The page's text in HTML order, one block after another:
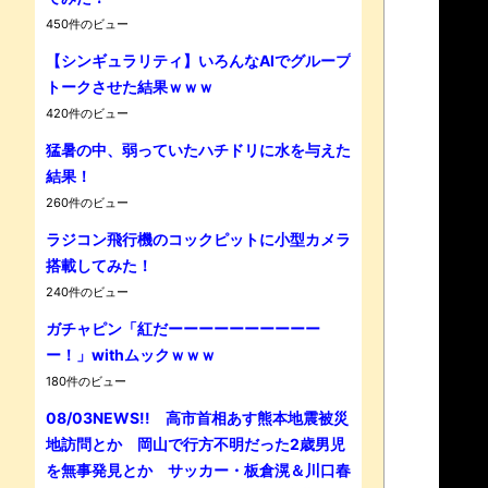
450件のビュー
【シンギュラリティ】いろんなAIでグループ
トークさせた結果ｗｗｗ
420件のビュー
猛暑の中、弱っていたハチドリに水を与えた
結果！
260件のビュー
ラジコン飛行機のコックピットに小型カメラ
搭載してみた！
240件のビュー
ガチャピン「紅だーーーーーーーーーー
ー！」withムックｗｗｗ
180件のビュー
08/03NEWS!! 高市首相あす熊本地震被災
地訪問とか 岡山で行方不明だった2歳男児
を無事発見とか サッカー・板倉滉＆川口春